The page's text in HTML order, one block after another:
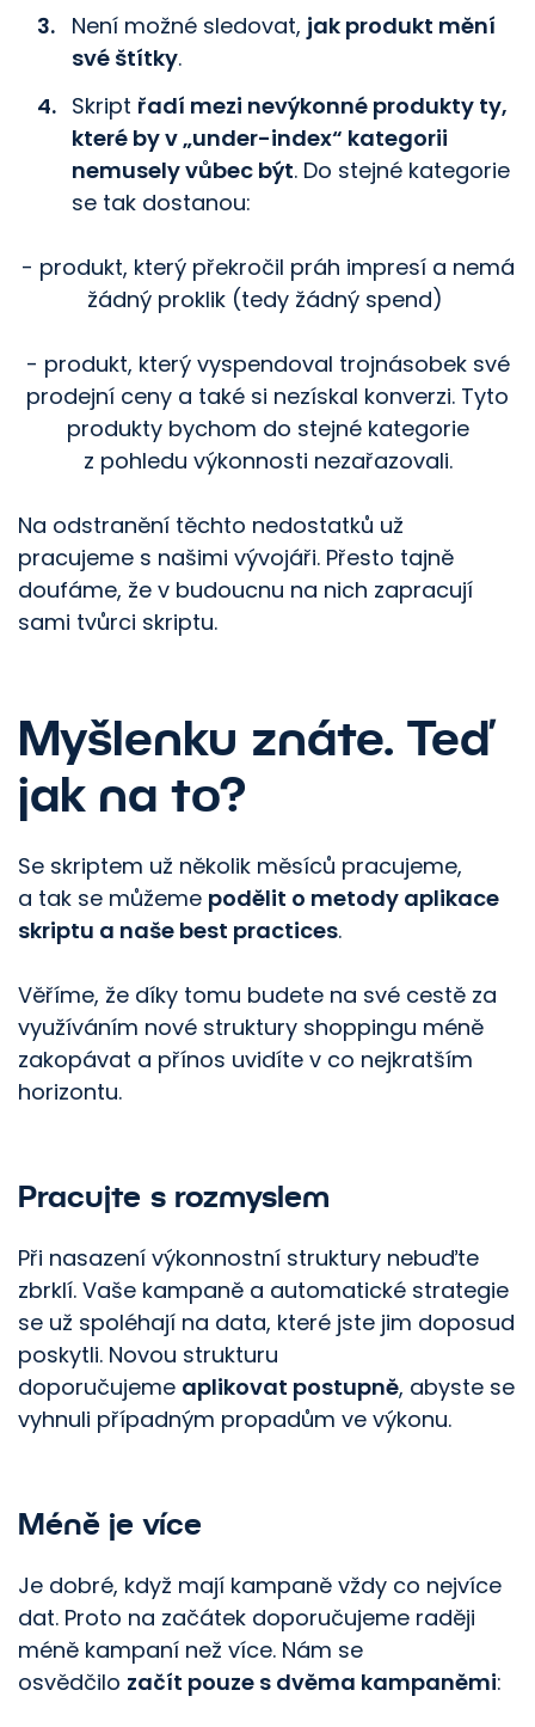
Není možné sledovat, jak produkt mění
své štítky.
Skript řadí mezi nevýkonné produkty ty,
které by v „under-index“ kategorii
nemusely vůbec být. Do stejné kategorie
se tak dostanou:
- produkt, který překročil práh impresí a nemá
žádný proklik (tedy žádný spend)
- produkt, který vyspendoval trojnásobek své
prodejní ceny a také si nezískal konverzi. Tyto
produkty bychom do stejné kategorie
z pohledu výkonnosti nezařazovali.
Na odstranění těchto nedostatků už
pracujeme s našimi vývojáři. Přesto tajně
doufáme, že v budoucnu na nich zapracují
sami tvůrci skriptu.
Myšlenku znáte. Teď
jak na to?
Se skriptem už několik měsíců pracujeme,
a tak se můžeme podělit o metody aplikace
skriptu a naše best practices.
Věříme, že díky tomu budete na své cestě za
využíváním nové struktury shoppingu méně
zakopávat a přínos uvidíte v co nejkratším
horizontu.
Pracujte s rozmyslem
Při nasazení výkonnostní struktury nebuďte
zbrklí. Vaše kampaně a automatické strategie
se už spoléhají na data, které jste jim doposud
poskytli. Novou strukturu
doporučujeme aplikovat postupně, abyste se
vyhnuli případným propadům ve výkonu.
Méně je více
Je dobré, když mají kampaně vždy co nejvíce
dat. Proto na začátek doporučujeme raději
méně kampaní než více. Nám se
osvědčilo začít pouze s dvěma kampaněmi: